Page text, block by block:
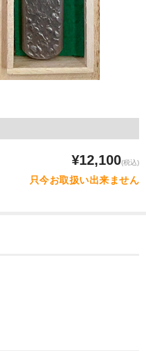
¥12,100(税込)
只今お取扱い出来ません